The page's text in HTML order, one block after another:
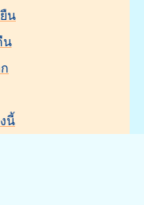
น
น
นี้